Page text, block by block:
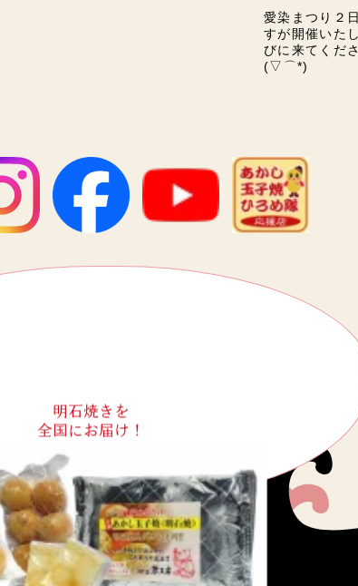
明石焼きを
全国にお届け！
愛染まつり２
すが開催いた
びに来てくだ
(▽⌒*)